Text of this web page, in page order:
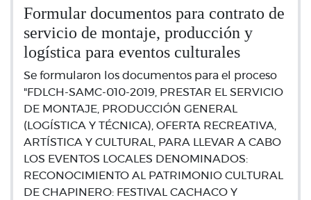
Formular documentos para contrato de
servicio de montaje, producción y
logística para eventos culturales
Se formularon los documentos para el proceso
"FDLCH-SAMC-010-2019, PRESTAR EL SERVICIO
DE MONTAJE, PRODUCCIÓN GENERAL
(LOGÍSTICA Y TÉCNICA), OFERTA RECREATIVA,
ARTÍSTICA Y CULTURAL, PARA LLEVAR A CABO
LOS EVENTOS LOCALES DENOMINADOS:
RECONOCIMIENTO AL PATRIMONIO CULTURAL
DE CHAPINERO: FESTIVAL CACHACO Y